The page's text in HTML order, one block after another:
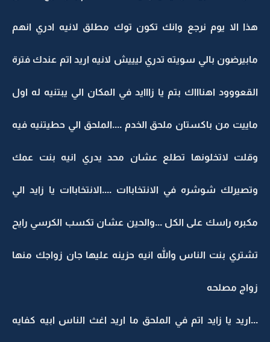
هذا الا يوم نرجع وانك تكون توك مطلق لانيه ادري انهم
مابيرضون بالي سويته تدري ليييش لانيه اريد اتم عندك فترة
القعووود اهناااك بتم يا زااايد في المكان الي يبتنيه له اول
ماييت من باكستان ملحق الخدم ....الملحق الي حطيتنيه فيه
وقلت لاتخلونها تطلع عشان محد يدري انيه بنت عمك
وتصيرلك شوشره في الانتخاباات ....الانتخاباات يا زايد الي
مكبره راسك على الكل ...والحين عشان تكسب الكرسي رايح
تشتري بنت الناس والله انيه حزينه عليها جان زواجك منها
زواج مصلحه
...اريد يا زايد اتم في الملحق ما اريد اغث الناس ابيه كفايه